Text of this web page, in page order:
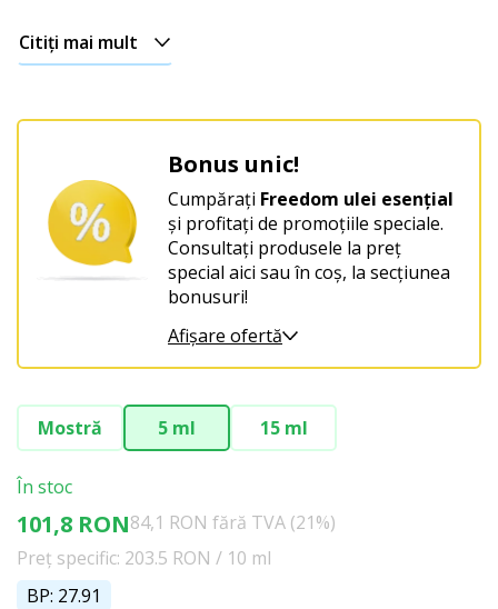
Citiți mai mult
Bonus unic!
Cumpărați Freedom ulei esențial
și profitați de promoțiile speciale.
Consultați produsele la preț
special aici sau în coș, la secțiunea
bonusuri!
Afișare ofertă
Mostră 5 ml 15 ml
În stoc
101,8 RON84,1 RON fără TVA (21%)
Preț specific: 203.5 RON / 10 ml
BP: 27.91